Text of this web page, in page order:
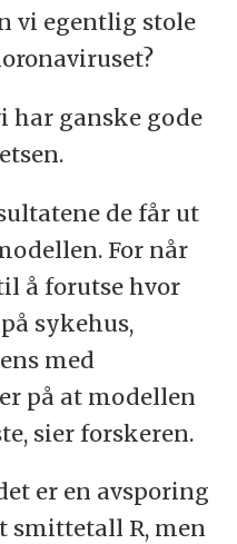
vi egentlig stole
har ganske gode
de får ut
For når
å forutse hvor
sykehus,
med
på at modellen
sier forskeren.
er en avsporing
smittetall R, men